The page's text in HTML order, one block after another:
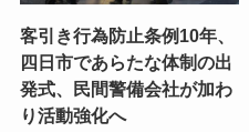
客引き行為防止条例10年、
四日市であらたな体制の出
発式、民間警備会社が加わ
り活動強化へ